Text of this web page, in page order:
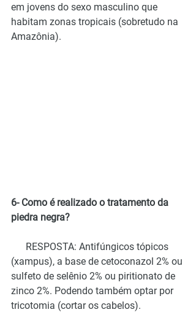
em jovens do sexo masculino que
habitam zonas tropicais (sobretudo na
Amazônia).
6- Como é realizado o tratamento da
piedra negra?
(xampus), a base de cetoconazol 2% ou
sulfeto de selênio 2% ou piritionato de
zinco 2%. Podendo também optar por
tricotomia (cortar os cabelos).